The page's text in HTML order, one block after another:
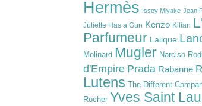
Hermès Issey Miyake Jean
Juliette Has a Gun Kenzo Kilian
Parfumeur Lalique
Molinard Mugler Narciso
d'Empire Prada Rabanne
Lutens
The Different
Rocher Yves Saint